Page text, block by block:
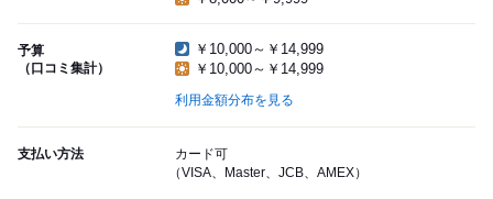
予算
（口コミ集計）
￥10,000～￥14,999
￥10,000～￥14,999
利用金額分布を見る
支払い方法
カード可
（VISA、Master、JCB、AMEX）